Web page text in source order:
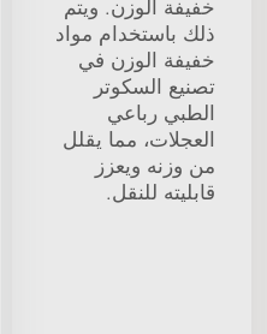
خفيفة الوزن. ويتم
ذلك باستخدام مواد
خفيفة الوزن في
تصنيع السكوتر
الطبي رباعي
العجلات، مما يقلل
من وزنه ويعزز
قابليته للنقل.